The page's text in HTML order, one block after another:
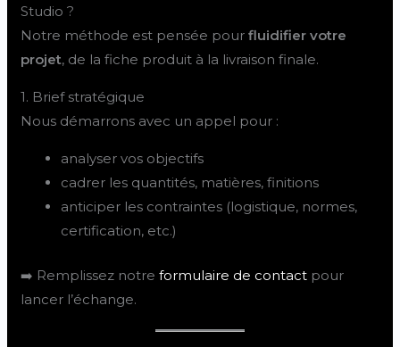
Studio ?
Notre méthode est pensée pourfluidifier votre
projet, de la fiche produit à la livraison finale.
1. Brief stratégique
Nous démarrons avec un appel pour :
analyser vos objectifs
cadrer les quantités, matières, finitions
anticiper les contraintes (logistique, normes,
certification, etc.)
➡️ Remplissez notreformulaire de contact pour
lancer l’échange.